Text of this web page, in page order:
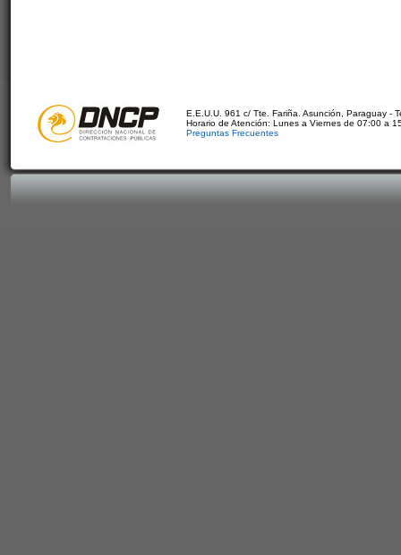
E.E.U.U. 961 c/ Tte. Fariña. Asunción, Paraguay -
Horario de Atención: Lunes a Viernes de 07:00 a
Preguntas Frecuentes